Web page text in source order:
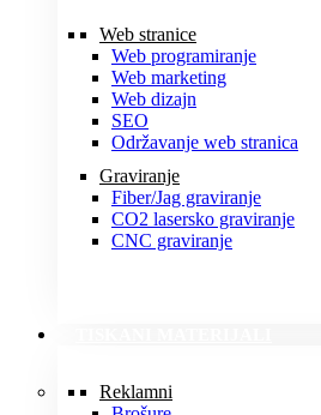
Web stranice
Web programiranje
Web marketing
Web dizajn
SEO
Održavanje web stranica
Graviranje
Fiber/Jag graviranje
CO2 lasersko graviranje
CNC graviranje
Reklamni